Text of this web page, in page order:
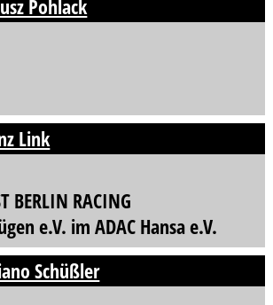
Pohlack
Link
BERLIN RACING
e.V. im ADAC Hansa e.V.
Schüßler